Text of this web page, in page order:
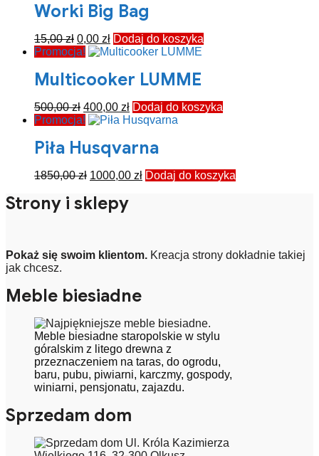
500,00 zł.450,00 zł.
Worki Big Bag
15,00zł Pierwotna
cena
15,00 zł.
0,00 złAktualna
cena
0,00 zł.
Dodaj do koszyka
Promocja!
Multicooker LUMME
500,00zł Pierwotna
cena
500,00 zł.
400,00 złAktualna
cena
400,00 zł.
Dodaj do koszyka
Promocja!
Piła Husqvarna
1850,00zł Pierwotna
wynosiła:
1850,00 zł.
1000,00 złAktualna
Dodaj do koszyka
Strony i sklepy
Pokaż się swoim klientom. Kreacja strony dokładnie takiej
jak chcesz.
Meble biesiadne
Meble biesiadne staropolskie w stylu
góralskim z litego drewna z
przeznaczeniem na taras, do ogrodu,
baru, pubu, piwiarni, karczmy, gospody,
winiarni, pensjonatu, zajazdu.
Sprzedam dom